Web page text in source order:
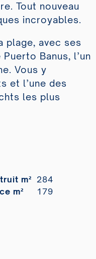
Tout nouveau
incroyables.
plage, avec ses
Banus, l’un
Vous y
et l’une des
les plus
m² 284
m²
179